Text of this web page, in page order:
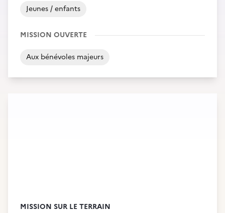
Jeunes / enfants
MISSION OUVERTE
Aux bénévoles majeurs
MISSION SUR LE TERRAIN